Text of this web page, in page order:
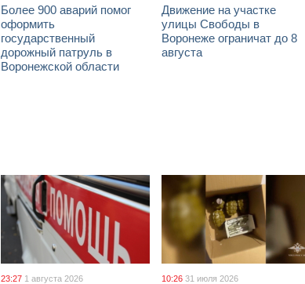
Более 900 аварий помог
оформить
государственный
дорожный патруль в
Воронежской области
Движение на участке
улицы Свободы в
Воронеже ограничат до 8
августа
23:27 1 августа 2026 10:26 31 июля 2026